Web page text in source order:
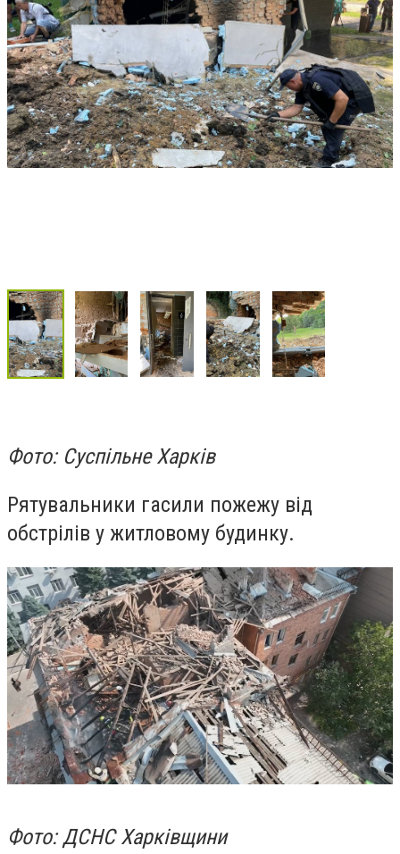
Фото: Суспільне Харків
Рятувальники гасили пожежу від
обстрілів у житловому будинку.
Фото: ДСНС Харківщини